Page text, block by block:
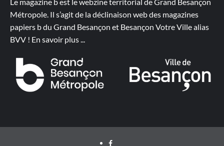
Métropole. Il s’agit de la déclinaison web des magazines
papiers b du Grand Besançon et Besançon Votre Ville alias
BVV ! En savoir plus...
Facebook